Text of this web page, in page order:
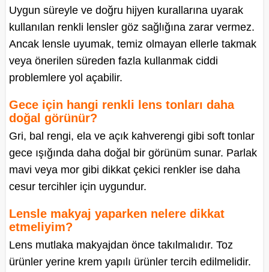
Uygun süreyle ve doğru hijyen kurallarına uyarak
kullanılan renkli lensler göz sağlığına zarar vermez.
Ancak lensle uyumak, temiz olmayan ellerle takmak
veya önerilen süreden fazla kullanmak ciddi
problemlere yol açabilir.
Gece için hangi renkli lens tonları daha
doğal görünür?
Gri, bal rengi, ela ve açık kahverengi gibi soft tonlar
gece ışığında daha doğal bir görünüm sunar. Parlak
mavi veya mor gibi dikkat çekici renkler ise daha
cesur tercihler için uygundur.
Lensle makyaj yaparken nelere dikkat
etmeliyim?
Lens mutlaka makyajdan önce takılmalıdır. Toz
ürünler yerine krem yapılı ürünler tercih edilmelidir.